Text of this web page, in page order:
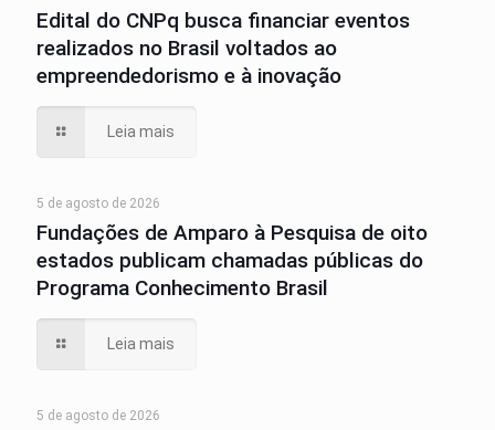
Edital do CNPq busca financiar eventos
realizados no Brasil voltados ao
empreendedorismo e à inovação
Leia mais
5 de agosto de 2026
Fundações de Amparo à Pesquisa de oito
estados publicam chamadas públicas do
Programa Conhecimento Brasil
Leia mais
5 de agosto de 2026